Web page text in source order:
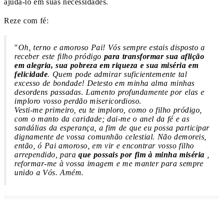
Reze com fé:
"Oh, terno e amoroso Pai! Vós sempre estais disposto a
receber este filho pródigo para transformar sua aflição
em alegria, sua pobreza em riqueza e sua miséria em
felicidade. Quem pode admirar suficientemente tal
excesso de bondade! Detesto em minha alma minhas
desordens passadas. Lamento profundamente por elas e
imploro vosso perdão misericordioso.
Vesti-me primeiro, eu te imploro, como o filho pródigo,
com o manto da caridade; dai-me o anel da fé e as
sandálias da esperança, a fim de que eu possa participar
dignamente de vossa comunhão celestial. Não demoreis,
então, ó Pai amoroso, em vir e encontrar vosso filho
arrependido, para que possais por fim à minha miséria
reformar-me à vossa imagem e me manter para sempre
unido a Vós. Amém.